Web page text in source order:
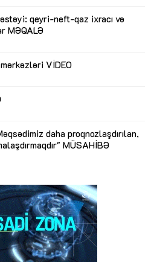
qeyri-neft-qaz ixracı və
MƏQALƏ
VİDEO
daha proqnozlaşdırılan,
MÜSAHİBƏ